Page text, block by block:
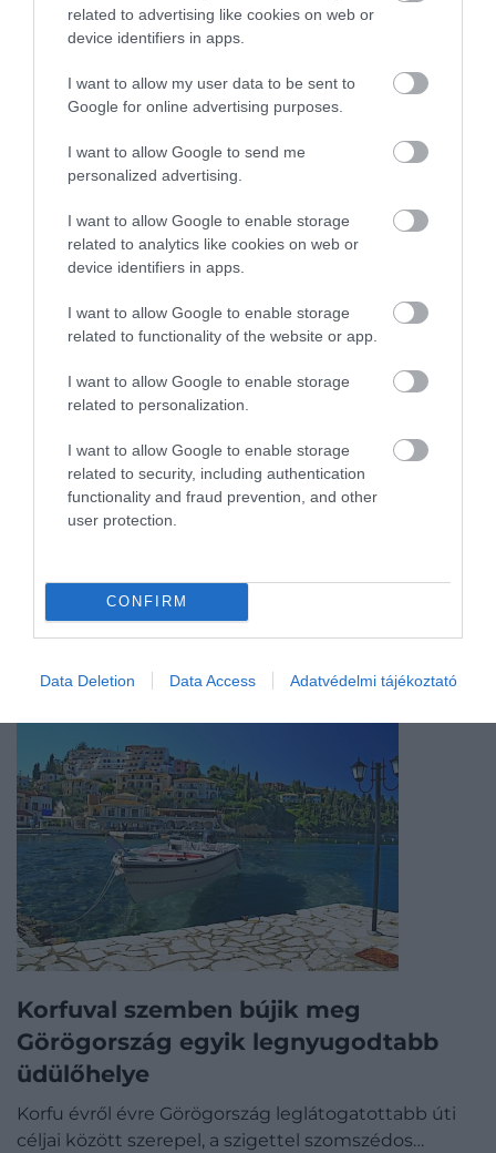
related to advertising like cookies on web or
device identifiers in apps.
I want to allow my user data to be sent to
Google for online advertising purposes.
I want to allow Google to send me
personalized advertising.
I want to allow Google to enable storage
related to analytics like cookies on web or
device identifiers in apps.
I want to allow Google to enable storage
related to functionality of the website or app.
I want to allow Google to enable storage
related to personalization.
I want to allow Google to enable storage
related to security, including authentication
functionality and fraud prevention, and other
user protection.
CONFIRM
Data Deletion Data Access Adatvédelmi tájékoztató
ISZTAMBUL TÖRÖKORSZÁGI NYARALÁS
még több úti cél
Korfuval szemben bújik meg
Görögország egyik legnyugodtabb
üdülőhelye
Korfu évről évre Görögország leglátogatottabb úti
céljai között szerepel, a szigettel szomszédos…